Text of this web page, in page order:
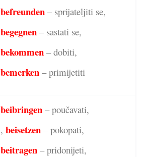
befreunden – sprijateljiti se,
begegnen – sastati se,
bekommen – dobiti,
bemerken – primijetiti
beibringen – poučavati,
,beisetzen – pokopati,
beitragen – pridonijeti,